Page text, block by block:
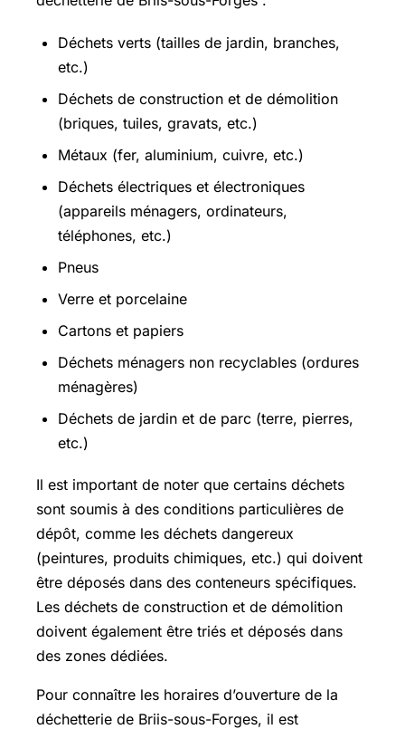
Déchets verts (tailles de jardin, branches,
etc.)
Déchets de construction et de démolition
(briques, tuiles, gravats, etc.)
Métaux (fer, aluminium, cuivre, etc.)
Déchets électriques et électroniques
(appareils ménagers, ordinateurs,
téléphones, etc.)
Pneus
Verre et porcelaine
Cartons et papiers
Déchets ménagers non recyclables (ordures
ménagères)
Déchets de jardin et de parc (terre, pierres,
etc.)
Il est important de noter que certains déchets
sont soumis à des conditions particulières de
dépôt, comme les déchets dangereux
(peintures, produits chimiques, etc.) qui doivent
être déposés dans des conteneurs spécifiques.
Les déchets de construction et de démolition
doivent également être triés et déposés dans
des zones dédiées.
Pour connaître les horaires d’ouverture de la
déchetterie de Briis-sous-Forges, il est